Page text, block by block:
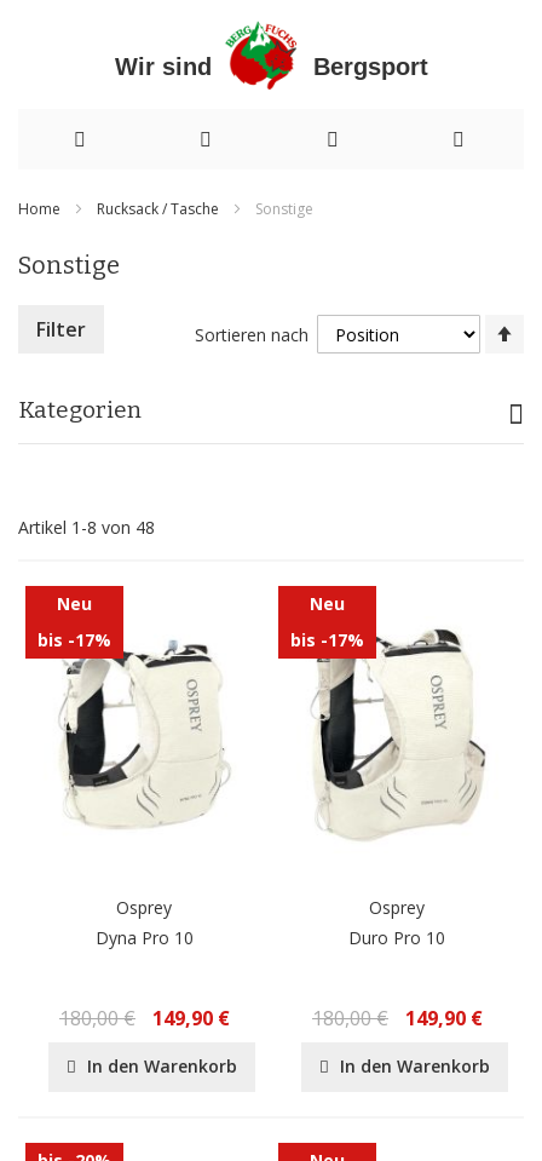
Wir sind Bergsport
Inhalt
Home Rucksack / Tasche Sonstige
Sonstige
Artikel 1 -8 von 48
Sortieren nach
Neu
bis -17%
Osprey
Dyna Pro 10
180,00 € 149,90 €
In den Warenkorb
Neu
bis -17%
Osprey
Duro Pro 10
180,00 € 149,90 €
In den Warenkorb
Kategorien
Filter